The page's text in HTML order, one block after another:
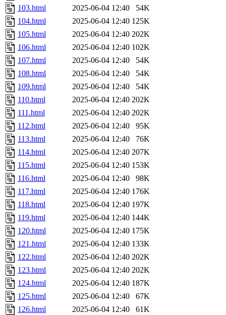
103.html
2025-06-04 12:40
54K
104.html
2025-06-04 12:40 125K
105.html
2025-06-04 12:40 202K
106.html
2025-06-04 12:40 102K
107.html
2025-06-04 12:40
54K
108.html
2025-06-04 12:40
54K
109.html
2025-06-04 12:40
54K
110.html
2025-06-04 12:40 202K
111.html
2025-06-04 12:40 202K
112.html
2025-06-04 12:40
95K
113.html
2025-06-04 12:40
76K
114.html
2025-06-04 12:40 207K
115.html
2025-06-04 12:40 153K
116.html
2025-06-04 12:40
98K
117.html
2025-06-04 12:40 176K
118.html
2025-06-04 12:40 197K
119.html
2025-06-04 12:40 144K
120.html
2025-06-04 12:40 175K
121.html
2025-06-04 12:40 133K
122.html
2025-06-04 12:40 202K
123.html
2025-06-04 12:40 202K
124.html
2025-06-04 12:40 187K
125.html
2025-06-04 12:40
67K
126.html
2025-06-04 12:40
61K